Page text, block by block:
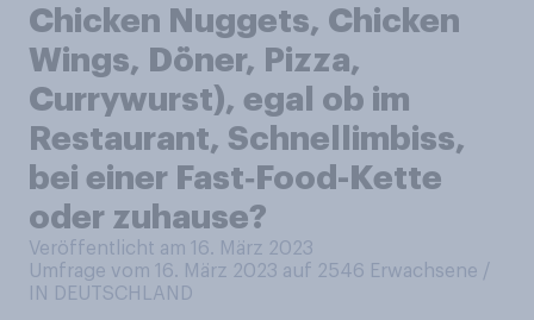
Chicken Nuggets, Chicken
Wings, Döner, Pizza,
Currywurst), egal ob im
Restaurant, Schnellimbiss,
bei einer Fast‑Food-Kette
oder zuhause?
Veröffentlicht am 16. März 2023
Umfrage vom 16. März 2023 auf 2546 Erwachsene /
IN DEUTSCHLAND